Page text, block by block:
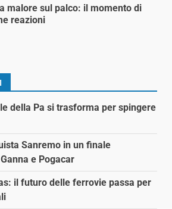
malore sul palco: il momento di
reazioni
della Pa si trasforma per spingere
Sanremo in un finale
e Pogacar
il futuro delle ferrovie passa per